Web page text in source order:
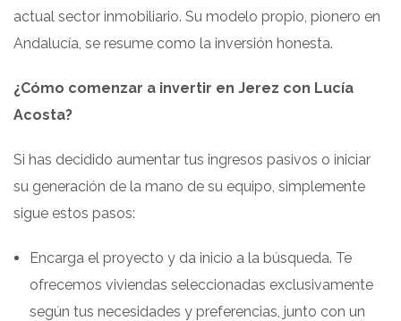
actual sector inmobiliario. Su modelo propio, pionero en
Andalucía, se resume como la inversión honesta.
¿Cómo comenzar a invertir en Jerez con Lucía
Acosta?
Si has decidido aumentar tus ingresos pasivos o iniciar
su generación de la mano de su equipo, simplemente
sigue estos pasos:
Encarga el proyecto y da inicio a la búsqueda. Te
ofrecemos viviendas seleccionadas exclusivamente
según tus necesidades y preferencias, junto con un